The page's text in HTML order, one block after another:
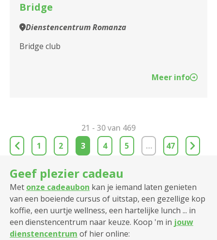
Bridge
Dienstencentrum Romanza
Bridge club
Meer info
21 - 30 van 469
1
2 3 4 5 … 47
Geef plezier cadeau
Met onze cadeaubon kan je iemand laten genieten
van een boeiende cursus of uitstap, een gezellige kop
koffie, een uurtje wellness, een hartelijke lunch ... in
een dienstencentrum naar keuze. Koop 'm in jouw
dienstencentrum of hier online: